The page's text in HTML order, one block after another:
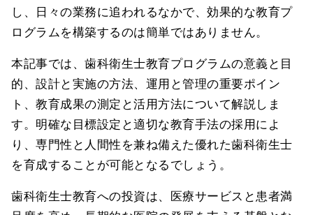
し、日々の業務に追われるなかで、効果的な教育プ
ログラムを構築するのは簡単ではありません。
本記事では、歯科衛生士教育プログラムの意義と目
的、設計と実施の方法、運用と管理の重要ポイン
ト、教育成果の測定と活用方法について解説しま
す。明確な目標設定と適切な教育手法の採用によ
り、専門性と人間性を兼ね備えた優れた歯科衛生士
を育成することが可能となるでしょう。
歯科衛生士教育への投資は、医療サービスと患者満